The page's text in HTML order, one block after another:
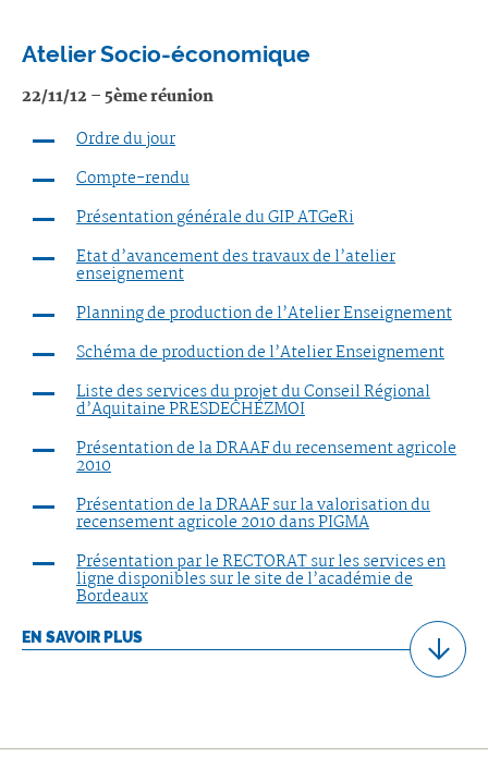
Atelier Socio-économique
22/11/12 – 5ème réunion
Ordre du jour
Compte-rendu
Présentation générale du GIP ATGeRi
Etat d’avancement des travaux de l’atelier
enseignement
Planning de production de l’Atelier Enseignement
Schéma de production de l’Atelier Enseignement
Liste des services du projet du Conseil Régional
d’Aquitaine PRESDECHEZMOI
Présentation de la DRAAF du recensement agricole
2010
Présentation de la DRAAF sur la valorisation du
recensement agricole 2010 dans PIGMA
Présentation par le RECTORAT sur les services en
ligne disponibles sur le site de l’académie de
Bordeaux
EN SAVOIR PLUS